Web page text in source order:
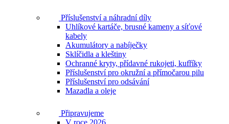
Příslušenství a náhradní díly
Uhlíkové kartáče, brusné kameny a síťové
kabely
Akumulátory a nabíječky
Sklíčidla a kleštiny
Ochranné kryty, přídavné rukojeti, kufříky
Příslušenství pro okružní a přímočarou pilu
Příslušenství pro odsávání
Mazadla a oleje
Připravujeme
V roce 2026